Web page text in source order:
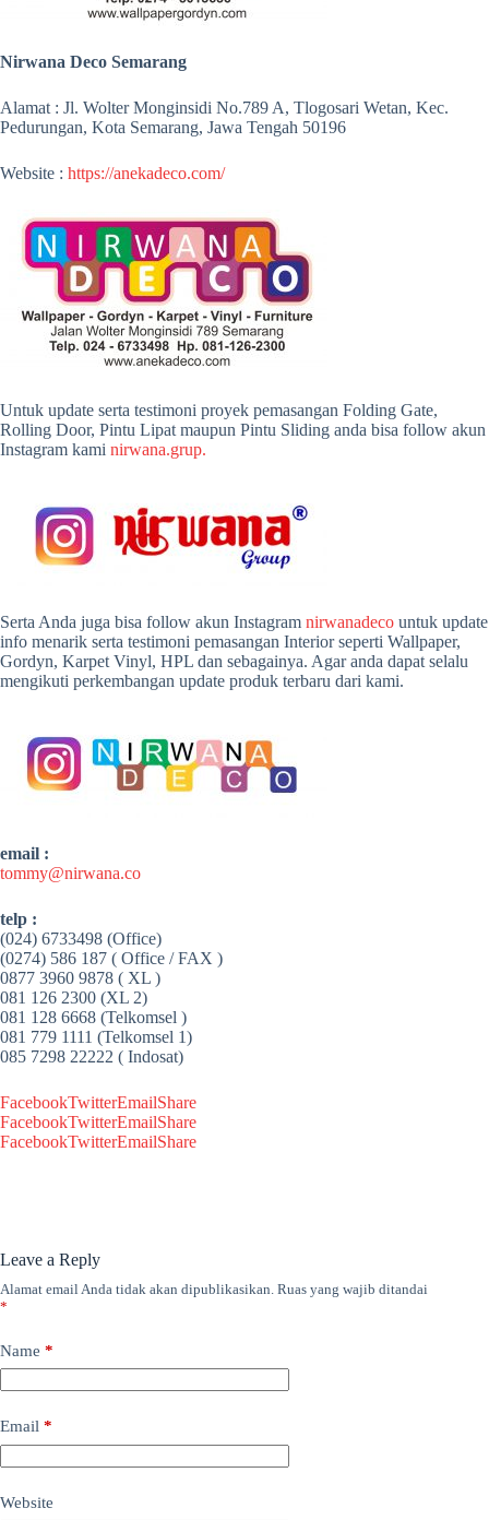
Nirwana Deco Semarang
Alamat : Jl. Wolter Monginsidi No.789 A, Tlogosari Wetan, Kec.
Pedurungan, Kota Semarang, Jawa Tengah 50196
Website : https://anekadeco.com/
Untuk update serta testimoni proyek pemasangan Folding Gate,
Rolling Door, Pintu Lipat maupun Pintu Sliding anda bisa follow akun
Instagram kami nirwana.grup.
Serta Anda juga bisa follow akun Instagram nirwanadeco untuk update
info menarik serta testimoni pemasangan Interior seperti Wallpaper,
Gordyn, Karpet Vinyl, HPL dan sebagainya. Agar anda dapat selalu
mengikuti perkembangan update produk terbaru dari kami.
email :
tommy@nirwana.co
telp :
(024) 6733498 (Office)
(0274) 586 187 ( Office / FAX )
0877 3960 9878 ( XL )
081 126 2300 (XL 2)
081 128 6668 (Telkomsel )
081 779 1111 (Telkomsel 1)
085 7298 22222 ( Indosat)
FacebookTwitterEmailShare
FacebookTwitterEmailShare
FacebookTwitterEmailShare
Leave a Reply
Alamat email Anda tidak akan dipublikasikan. Ruas yang wajib ditandai
*
Name *
Email *
Website